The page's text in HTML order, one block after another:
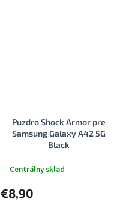
Puzdro Shock Armor pre
Samsung Galaxy A42 5G
Black
Centrálny sklad
€8,90